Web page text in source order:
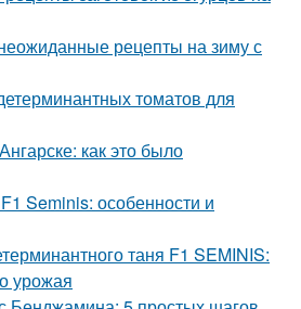
рецепты на зиму с
томатов для
как это было
Seminis: особенности и
таня F1 SEMINIS:
урожая